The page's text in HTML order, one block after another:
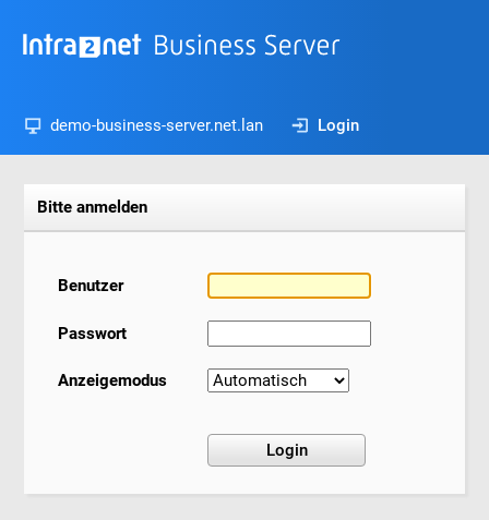
demo-business-server.net.lan Login
Bitte anmelden
Benutzer
Passwort
Anzeigemodus